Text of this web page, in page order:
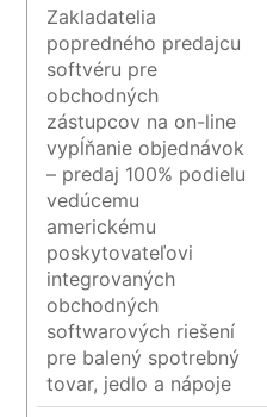
Zakladatelia
popredného predajcu
softvéru pre
obchodných
zástupcov na on-line
vypĺňanie objednávok
– predaj 100% podielu
vedúcemu
americkému
poskytovateľovi
integrovaných
obchodných
softwarových riešení
pre balený spotrebný
tovar, jedlo a nápoje